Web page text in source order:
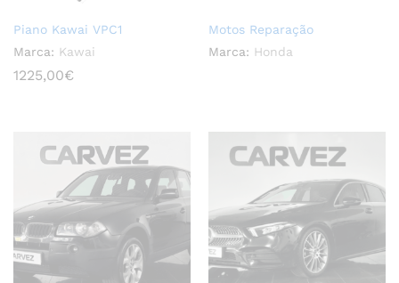
Piano Kawai VPC1
Marca: Kawai
1225,00€
Motos Reparação
Marca: Honda